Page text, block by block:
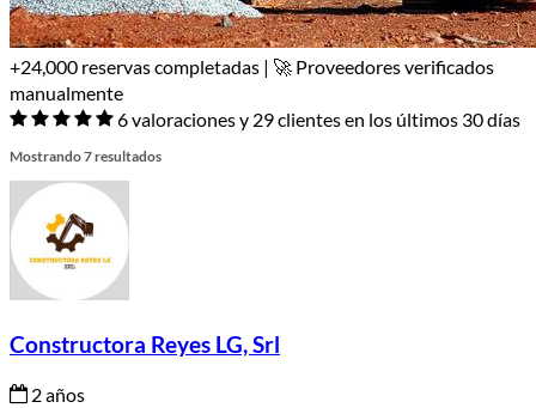
+24,000 reservas completadas | 🚀 Proveedores verificados
manualmente
6 valoraciones y 29 clientes en los últimos 30 días
Mostrando 7 resultados
Constructora Reyes LG, Srl
2 años